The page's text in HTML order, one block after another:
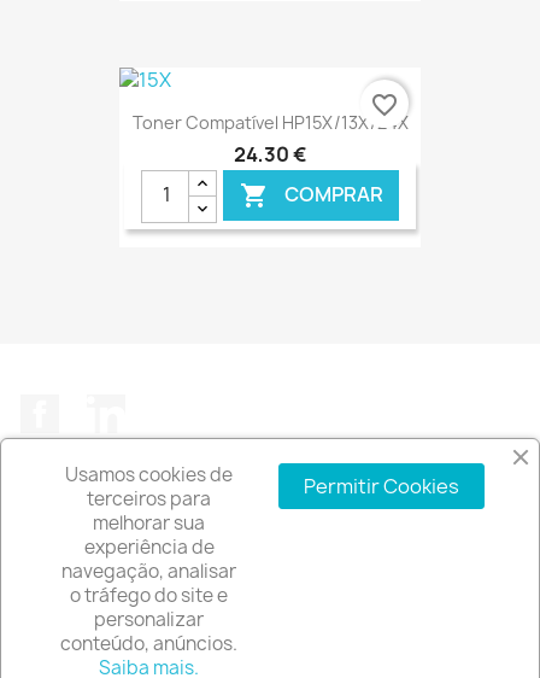
€ ONLINE
Toner Compatível HP15X/13X/24X
24,30 €
 COMPRAR
favorite_border
A EMPRESA
INFORMAÇÃO DA LOJA
© 2026 - Software de comércio eletrónico por
Usamos cookies de
terceiros para
melhorar sua
experiência de
navegação, analisar
o tráfego do site e
personalizar
conteúdo, anúncios.
Saiba mais.
Permitir Cookies